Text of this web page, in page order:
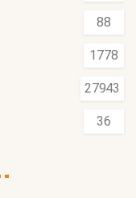
88
1778
27943
36